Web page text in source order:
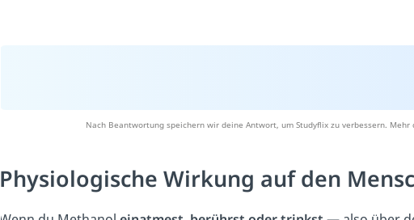
Nach Beantwortung speichern wir deine Antwort, um Studyflix zu verbessern.
Physiologische Wirkung auf den